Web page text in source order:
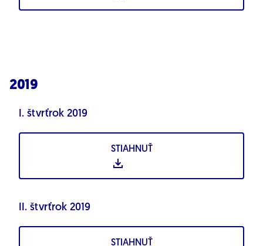
2019
I. štvrťrok 2019
STIAHNUŤ
II. štvrťrok 2019
STIAHNUŤ